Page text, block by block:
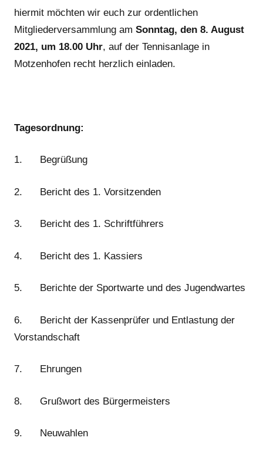
hiermit möchten wir euch zur ordentlichen
Mitgliederversammlung am Sonntag, den 8. August
2021, um 18.00 Uhr, auf der Tennisanlage in
Motzenhofen recht herzlich einladen.
Tagesordnung:
1. Begrüßung
2. Bericht des 1. Vorsitzenden
3. Bericht des 1. Schriftführers
4. Bericht des 1. Kassiers
5. Berichte der Sportwarte und des Jugendwartes
6. Bericht der Kassenprüfer und Entlastung der
Vorstandschaft
7. Ehrungen
8. Grußwort des Bürgermeisters
9. Neuwahlen